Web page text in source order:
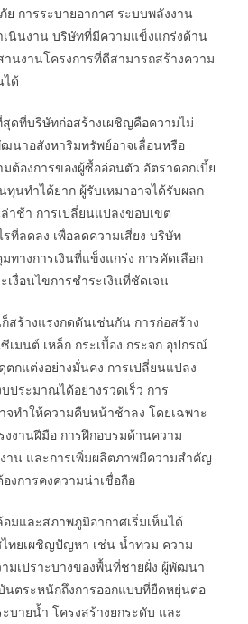
การระบายอากาศ ระบบพลังงาน
เนินงาน บริษัทที่มีความแข็งแกร่งด้าน
นงานโครงการที่ดีสามารถสร้างความ
ได้
ดที่บริษัทก่อสร้างเผชิญคือความไม่
นาอสังหาริมทรัพย์อาจเลื่อนหรือ
มต้องการของผู้ซื้ออ่อนตัว อัตราดอกเบี้ย
ทุนทำได้ยาก ผู้รับเหมาอาจได้รับผลก
าช้า การเปลี่ยนแปลงขอบเขต
ที่ลดลง เพื่อลดความเสี่ยง บริษัท
ทางการเงินที่แข็งแกร่ง การคัดเลือก
เงื่อนไขการชำระเงินที่ชัดเจน
สร้างแรงกดดันเช่นกัน การก่อสร้าง
เมนต์ เหล็ก กระเบื้อง กระจก อุปกรณ์
ตกแต่งอย่างมั่นคง การเปลี่ยนแปลง
ประมาณได้อย่างรวดเร็ว การ
ทำให้ความคืบหน้าช้าลง โดยเฉพาะ
งงานฝีมือ การฝึกอบรมด้านความ
าน และการเพิ่มผลิตภาพมีความสำคัญ
งการคงความน่าเชื่อถือ
มและสภาพภูมิอากาศเริ่มเห็นได้
ทยเผชิญปัญหา เช่น น้ำท่วม ความ
มเปราะบางของพื้นที่ชายฝั่ง ผู้พัฒนา
นตระหนักถึงการออกแบบที่ยืดหยุ่นต่อ
บายน้ำ โครงสร้างยกระดับ และ